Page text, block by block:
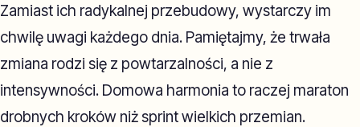
Zamiast ich radykalnej przebudowy, wystarczy im
chwilę uwagi każdego dnia. Pamiętajmy, że trwała
zmiana rodzi się z powtarzalności, a nie z
intensywności. Domowa harmonia to raczej maraton
drobnych kroków niż sprint wielkich przemian.